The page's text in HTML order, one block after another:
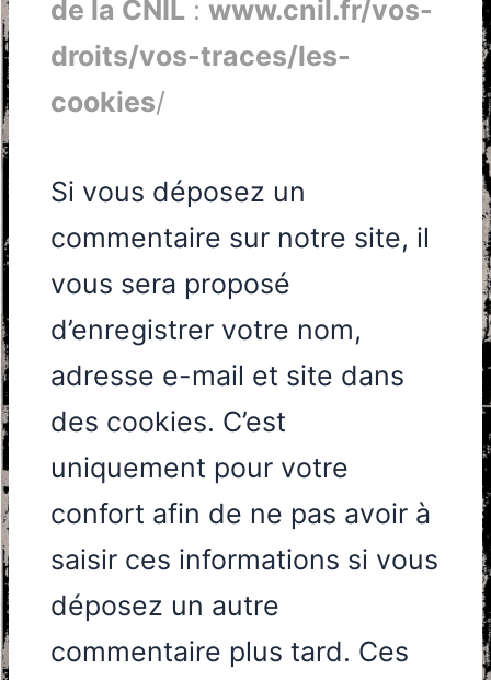
de la CNIL : www.cnil.fr/vos-
droits/vos-traces/les-
cookies/
Si vous déposez un
commentaire sur notre site, il
vous sera proposé
d’enregistrer votre nom,
adresse e-mail et site dans
des cookies. C’est
uniquement pour votre
confort afin de ne pas avoir à
saisir ces informations si vous
déposez un autre
commentaire plus tard. Ces